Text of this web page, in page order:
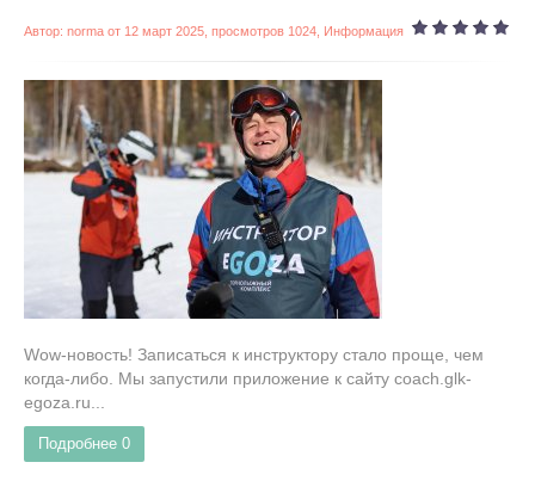
Автор: norma от 12 март 2025 , просмотров 1024, Информация
Wow-новость! Записаться к инструктору стало проще, чем
когда-либо. Мы запустили приложение к сайту coach.glk-
egoza.ru...
Подробнее 0